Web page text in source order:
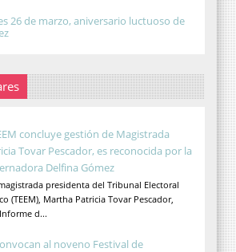
26 de marzo, aniversario luctuoso de
concluye gestión de Magistrada
Tovar Pescador, es reconocida por la
Delfina Gómez
presidenta del Tribunal Electoral
(TEEM), Martha Patricia Tovar Pescador,
d...
al noveno Festival de